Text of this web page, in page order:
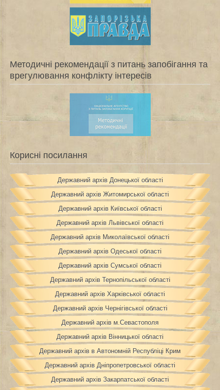
Методичні рекомендації з питань запобігання та
врегулювання конфлікту інтересів
Корисні посилання
Державний архів Донецької області
Державний архів Житомирської області
Державний архів Київської області
Державний архів Львівської області
Державний архів Миколаївської області
Державний архів Одеської області
Державний архів Сумської області
Державний архів Тернопільської області
Державний архів Харківської області
Державний архів Чернігівської області
Державний архів м.Севастополя
Державний архів Вінницької області
Державний архів в Автономній Республіці Крим
Державний архів Дніпропетровської області
Державний архів Закарпатської області